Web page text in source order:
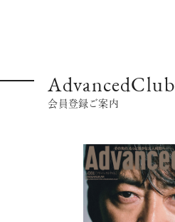
AdvancedClub
会員登録ご案内